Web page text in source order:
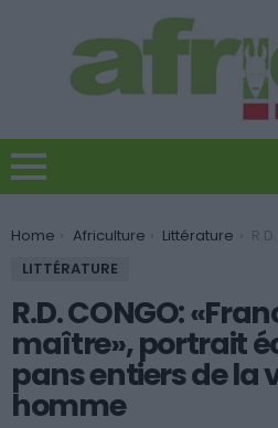
You are here:
Home Africulture Littérature
R.D. CONGO:
LITTÉRATURE
R.D. CONGO:
maître», portrait
pans entiers de la
homme